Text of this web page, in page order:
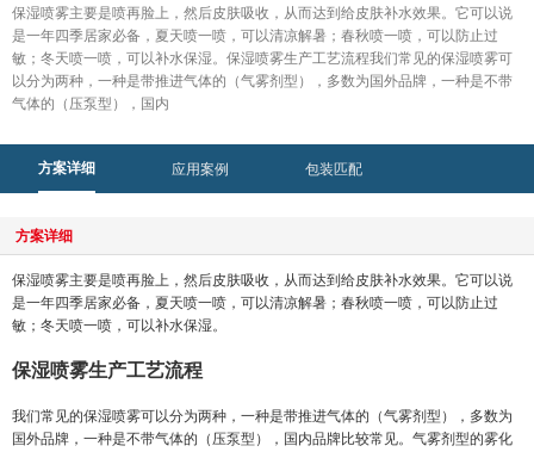
保湿喷雾主要是喷再脸上，然后皮肤吸收，从而达到给皮肤补水效果。它可以说
是一年四季居家必备，夏天喷一喷，可以清凉解暑；春秋喷一喷，可以防止过
敏；冬天喷一喷，可以补水保湿。保湿喷雾生产工艺流程我们常见的保湿喷雾可
以分为两种，一种是带推进气体的（气雾剂型），多数为国外品牌，一种是不带
气体的（压泵型），国内
方案详细 应用案例 包装匹配
方案详细
保湿喷雾主要是喷再脸上，然后皮肤吸收，从而达到给皮肤补水效果。它可以说
是一年四季居家必备，夏天喷一喷，可以清凉解暑；春秋喷一喷，可以防止过
敏；冬天喷一喷，可以补水保湿。
保湿喷雾生产工艺流程
我们常见的保湿喷雾可以分为两种，一种是带推进气体的（气雾剂型），多数为
国外品牌，一种是不带气体的（压泵型），国内品牌比较常见。气雾剂型的雾化